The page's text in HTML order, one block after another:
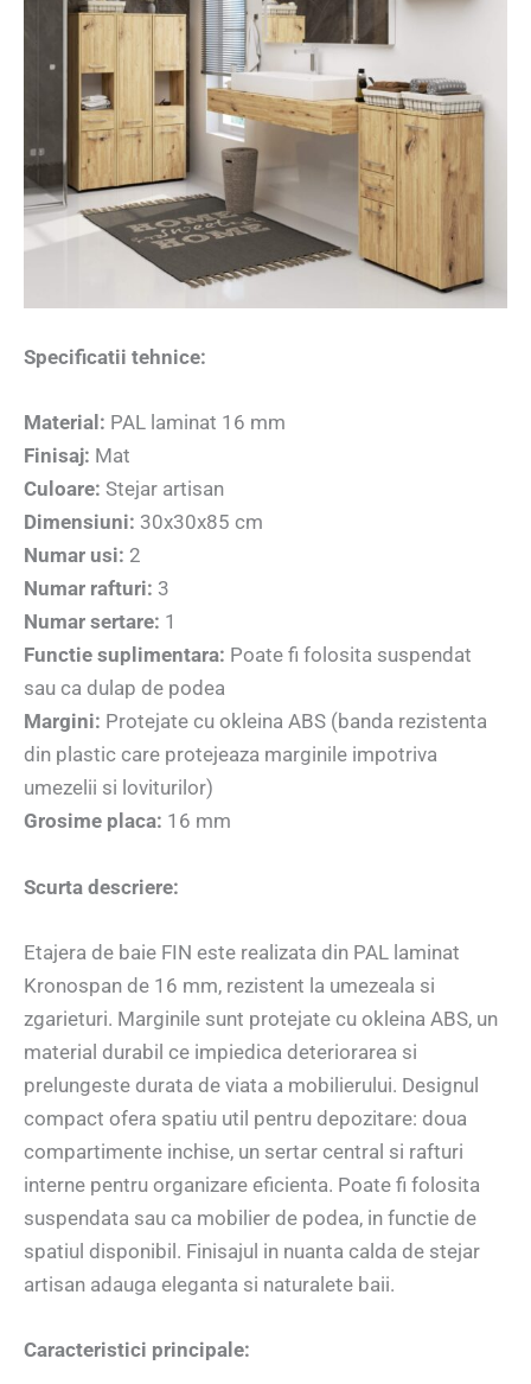
Specificatii tehnice:
Material: PAL laminat 16 mm
Finisaj: Mat
Culoare: Stejar artisan
Dimensiuni: 30x30x85 cm
Numar usi: 2
Numar rafturi: 3
Numar sertare: 1
Functie suplimentara: Poate fi folosita suspendat
sau ca dulap de podea
Margini: Protejate cu okleina ABS (banda rezistenta
din plastic care protejeaza marginile impotriva
umezelii si loviturilor)
Grosime placa: 16 mm
Scurta descriere:
Etajera de baie FIN este realizata din PAL laminat
Kronospan de 16 mm, rezistent la umezeala si
zgarieturi. Marginile sunt protejate cu okleina ABS, un
material durabil ce impiedica deteriorarea si
prelungeste durata de viata a mobilierului. Designul
compact ofera spatiu util pentru depozitare: doua
compartimente inchise, un sertar central si rafturi
interne pentru organizare eficienta. Poate fi folosita
suspendata sau ca mobilier de podea, in functie de
spatiul disponibil. Finisajul in nuanta calda de stejar
artisan adauga eleganta si naturalete baii.
Caracteristici principale: